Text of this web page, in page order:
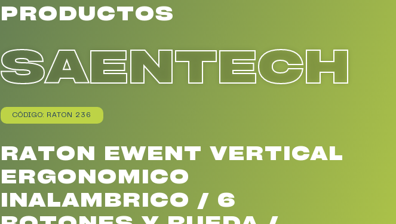
PRODUCTOS
SAENTECH
CÓDIGO: RATON 236
RATON EWENT VERTICAL
ERGONOMICO
INALAMBRICO / 6